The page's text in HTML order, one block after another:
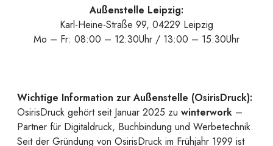
Außenstelle Leipzig:
Karl-Heine-Straße 99, 04229 Leipzig
Mo – Fr: 08:00 – 12:30Uhr / 13:00 – 15:30Uhr
Wichtige Information zur Außenstelle (OsirisDruck):
OsirisDruck gehört seit Januar 2025 zu winterwork –
Partner für Digitaldruck, Buchbindung und Werbetechnik.
Seit der Gründung von OsirisDruck im Frühjahr 1999 ist